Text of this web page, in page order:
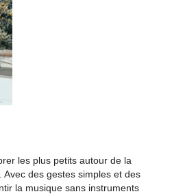
les plus petits autour de la
Avec des gestes simples et des
la musique sans instruments